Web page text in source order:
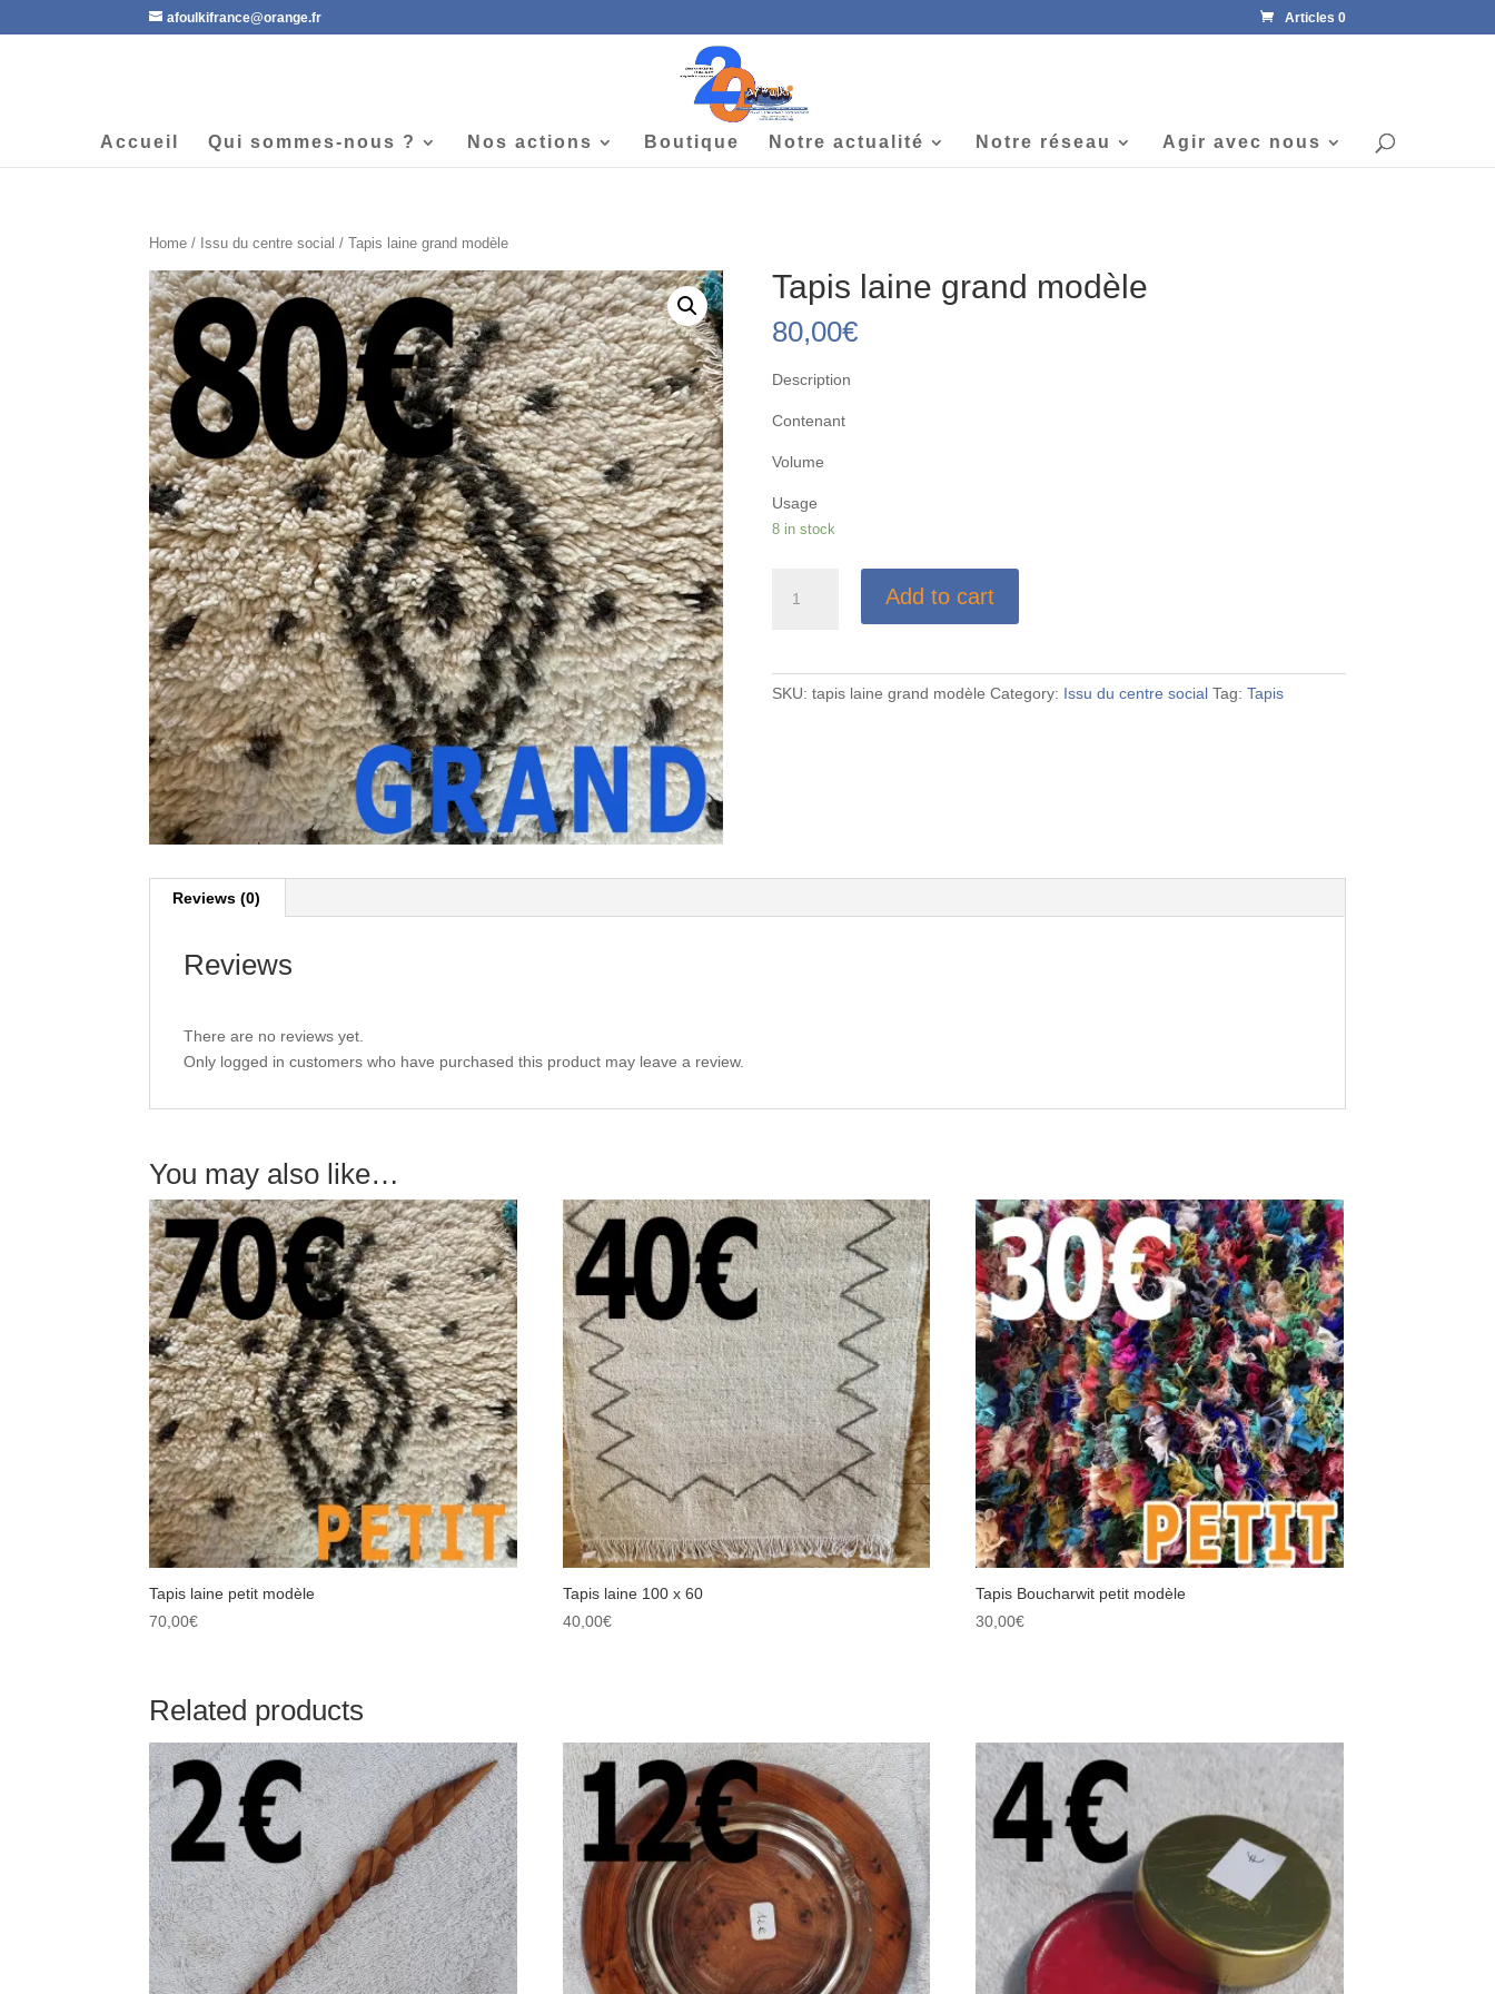
afoulkifrance@orange.fr Articles 0
Accueil Qui sommes-nous ? Nos actions Boutique Notre actualité Notre réseau Agir avec nous
Home / Issu du centre social / Tapis laine grand modèle
Tapis laine grand modèle
80,00€
Description
Contenant
Volume
Usage
8 in stock
laine
Add to cart
SKU: tapis laine grand modèle Category: Issu du centre social Tag: Tapis
Reviews (0)
Reviews
There are no reviews yet.
Only logged in customers who have purchased this product may leave a review.
You may also like…
Tapis laine petit modèle
70,00€
Tapis laine 100 x 60
40,00€
Tapis Boucharwit petit modèle
30,00€
Related products